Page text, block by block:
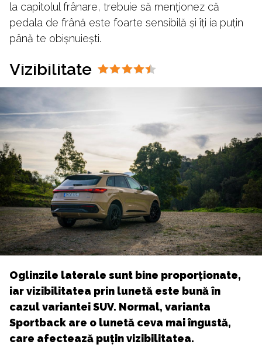
la capitolul frânare, trebuie să menționez că
pedala de frână este foarte sensibilă și îți ia puțin
până te obișnuiești.
Vizibilitate
Oglinzile laterale sunt bine proporționate,
iar vizibilitatea prin lunetă este bună în
cazul variantei SUV. Normal, varianta
Sportback are o lunetă ceva mai îngustă,
care afectează puțin vizibilitatea.